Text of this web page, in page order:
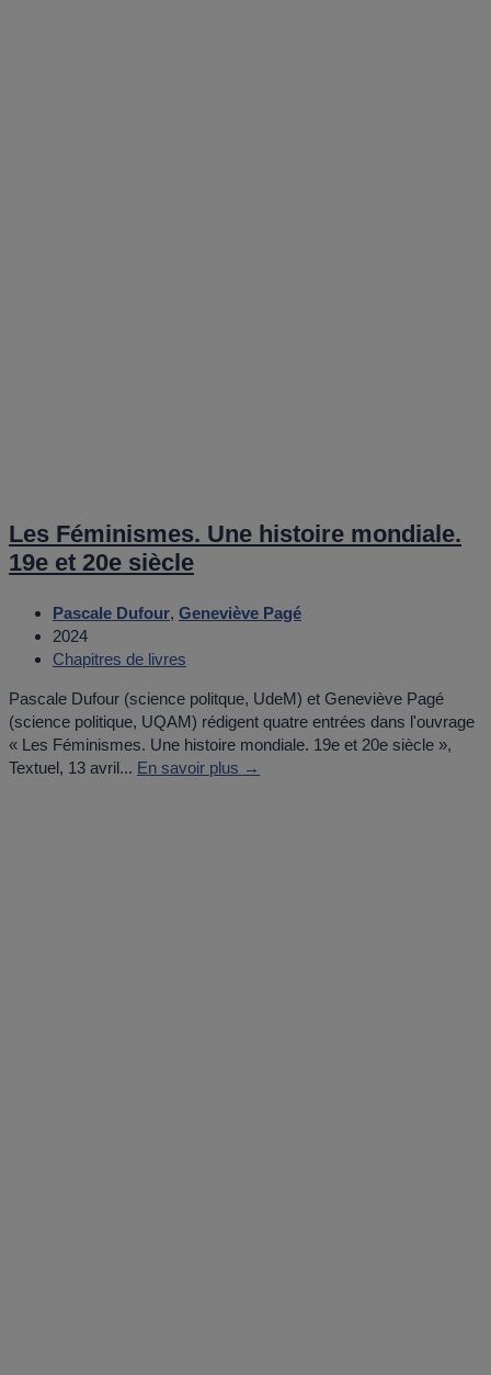
Les Féminismes. Une histoire mondiale.
19e et 20e siècle
Pascale Dufour, Geneviève Pagé
2024
Chapitres de livres
Pascale Dufour (science politque, UdeM) et Geneviève Pagé
(science politique, UQAM) rédigent quatre entrées dans l'ouvrage
« Les Féminismes. Une histoire mondiale. 19e et 20e siècle »,
Textuel, 13 avril... En savoir plus →